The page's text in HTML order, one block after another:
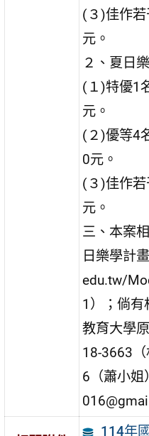
(３)佳作
元。
２、夏日
(１)特優1
元。
(２)優等4
0元。
(３)佳作
元。
三、本案
日樂學計
edu.tw/
1）；倘有
教育大學
18-3663
6（蕭小姐
114年